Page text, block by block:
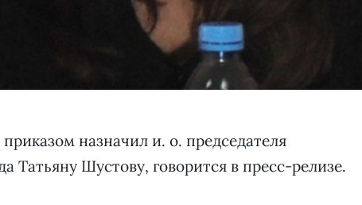
назначил и. о. председателя
Татьяну Шустову, говорится в пресс-релизе.